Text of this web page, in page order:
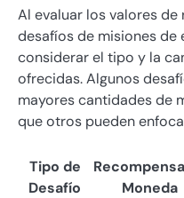
Al evaluar los valores
desafíos de misiones de
considerar el tipo y la
ofrecidas. Algunos
mayores cantidades de
que otros pueden
Tipo de
Desafío
Moneda